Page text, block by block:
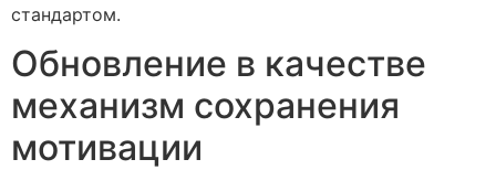
стандартом.
Обновление в качестве
механизм сохранения
мотивации